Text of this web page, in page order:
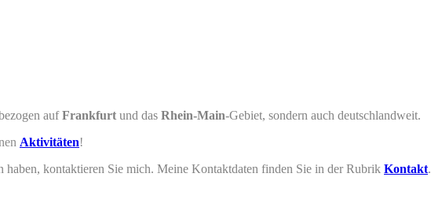
aufFrankfurt und das Rhein-Main-Gebiet, sondern auch deutschlandweit.
Aktivitäten!
haben, kontaktieren Sie mich. Meine Kontaktdaten finden Sie in der Rubrik Kontakt.